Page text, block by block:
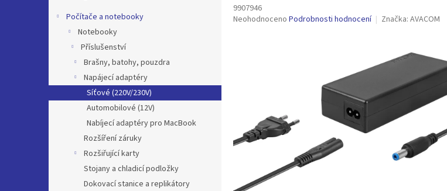
a
n
Počítače a notebooky
Notebooky
Příslušenství
Brašny, batohy, pouzdra
Napájecí adaptéry
Síťové (220V/230V)
Automobilové (12V)
Nabíjecí adaptéry pro MacBook
Rozšíření záruky
Rozšiřující karty
Stojany a chladicí podložky
Dokovací stanice a replikátory
9907946
Průměrné
Neohodnoceno Podrobnosti hodnocení Značka: AVACOM